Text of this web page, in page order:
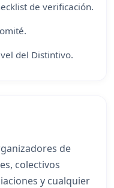
de verificación.
del Distintivo.
de
colectivos
y cualquier